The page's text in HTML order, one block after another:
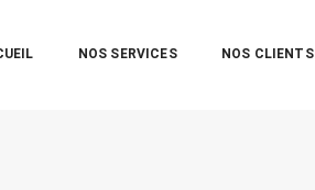
NOS SERVICES NOS CLIENTS